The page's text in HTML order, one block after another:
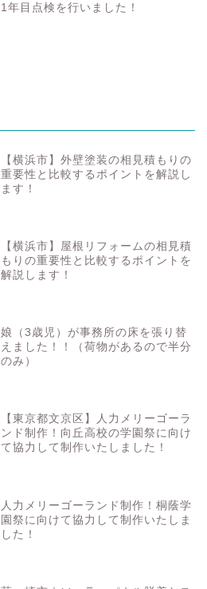
1年目点検を行いました！
【横浜市】外壁塗装の相見積もりの
重要性と比較するポイントを解説し
ます！
【横浜市】屋根リフォームの相見積
もりの重要性と比較するポイントを
解説します！
娘（3歳児）が事務所の床を張り替
えました！！（荷物があるので半分
のみ）
【東京都文京区】人力メリーゴーラ
ンド制作！向丘高校の学園祭に向け
て協力して制作いたしました！
人力メリーゴーランド制作！桐蔭学
園祭に向けて協力して制作いたしま
した！